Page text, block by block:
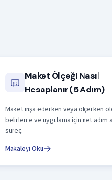
Maket Ölçeği Nasıl
Hesaplanır (5 Adım)
Maket inşa ederken veya ölçerken
belirleme ve uygulama için net adım
süreç.
Makaleyi Oku